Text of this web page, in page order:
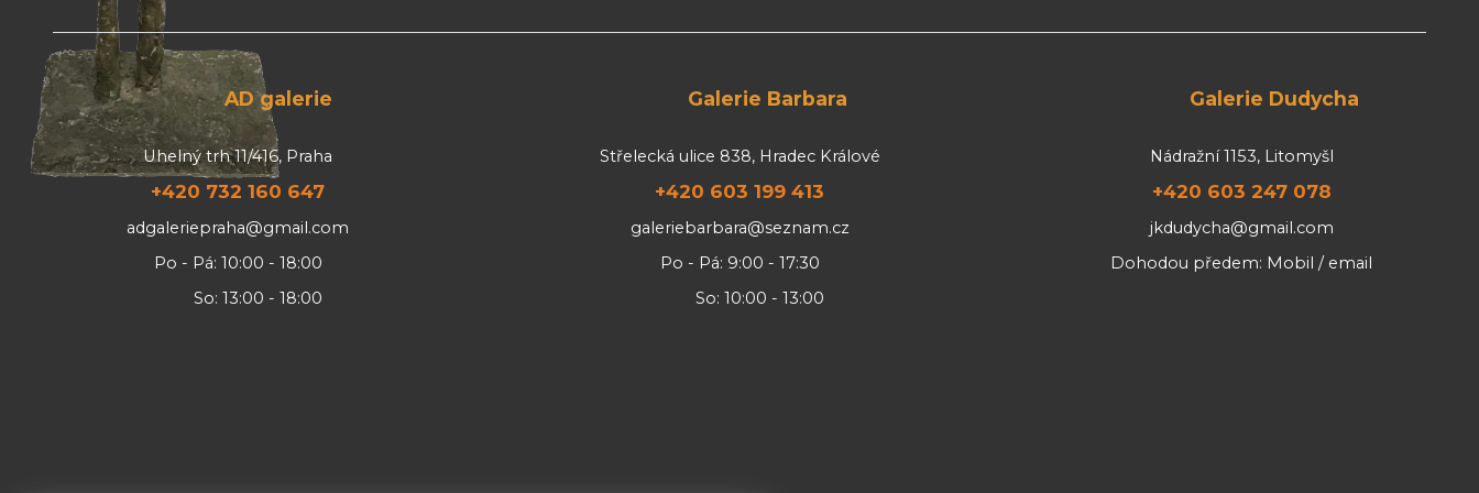
AD galerie
Uhelný trh 11/416, Praha
+420 732 160 647
adgaleriepraha@gmail.com
Po - Pá: 10:00 - 18:00
So: 13:00 - 18:00
Galerie Barbara
Střelecká ulice 838, Hradec Králové
+420 603 199 413
galeriebarbara@seznam.cz
Po - Pá: 9:00 - 17:30
So: 10:00 - 13:00
Galerie Dudycha
Nádražní 1153, Litomyšl
+420 603 247 078
jkdudycha@gmail.com
Dohodou předem: Mobil / email